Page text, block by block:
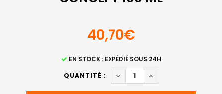
40,70€
EN STOCK : EXPÉDIÉ SOUS 24H
QUANTITÉ :
DIMINUER LA QUANTITÉ DE
AUGMENTER LA